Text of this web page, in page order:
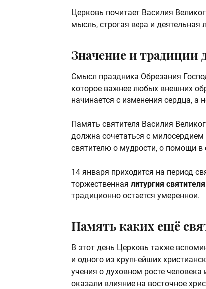
Церковь почитает Василия
мысль, строгая вера и
Значение и традиции
Смысл праздника Обрезания
которое важнее любых внешних
начинается с изменения сердца,
Память святителя Василия
должна сочетаться с
святителю о мудрости, о помощи
14 января приходится на период
торжественная литургия
традиционно остаётся умеренной.
Память каких ещё
В этот день Церковь также
и одного из крупнейших
учения о духовном росте
оказали влияние на восточное